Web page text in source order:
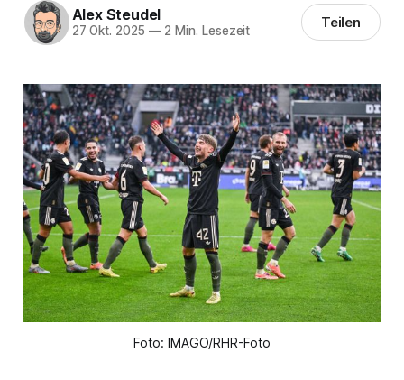
Alex Steudel
27 Okt. 2025 —2 Min. Lesezeit Teilen
Foto: IMAGO/RHR-Foto